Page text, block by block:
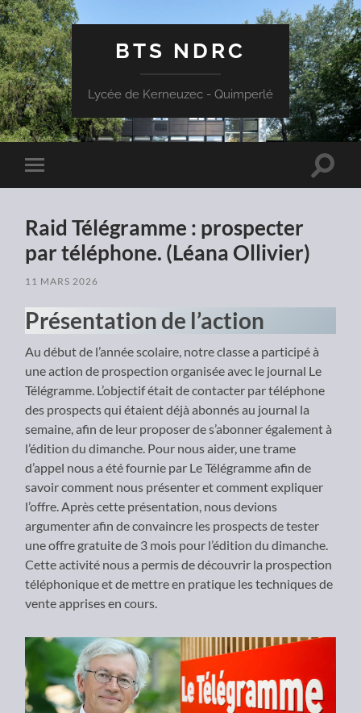
BTS NDRC
Lycée de Kerneuzec - Quimperlé
Toggle
mobile
Toggle
Raid Télégramme : prospecter
par téléphone. (Léana Ollivier)
11 MARS 2026
Présentation de l’action
Au début de l’année scolaire, notre classe a participé à
une action de prospection organisée avec le journal Le
Télégramme. L’objectif était de contacter par téléphone
des prospects qui étaient déjà abonnés au journal la
semaine, afin de leur proposer de s’abonner également à
l’édition du dimanche. Pour nous aider, une trame
d’appel nous a été fournie par Le Télégramme afin de
savoir comment nous présenter et comment expliquer
l’offre. Après cette présentation, nous devions
argumenter afin de convaincre les prospects de tester
une offre gratuite de 3 mois pour l’édition du dimanche.
Cette activité nous a permis de découvrir la prospection
téléphonique et de mettre en pratique les techniques de
vente apprises en cours.